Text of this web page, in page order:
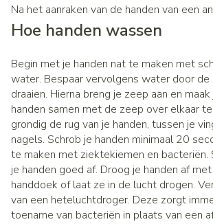
Na het aanraken van de handen van een
Hoe handen wassen
Begin met je handen nat te maken met
water. Bespaar vervolgens water door de
draaien. Hierna breng je zeep aan en
handen samen met de zeep over elkaar
grondig de rug van je handen, tussen je
nagels. Schrob je handen minimaal 20
te maken met ziektekiemen en bacteriën.
je handen goed af. Droog je handen af
handdoek of laat ze in de lucht drogen.
van een heteluchtdroger. Deze zorgt
toename van bacteriën in plaats van een